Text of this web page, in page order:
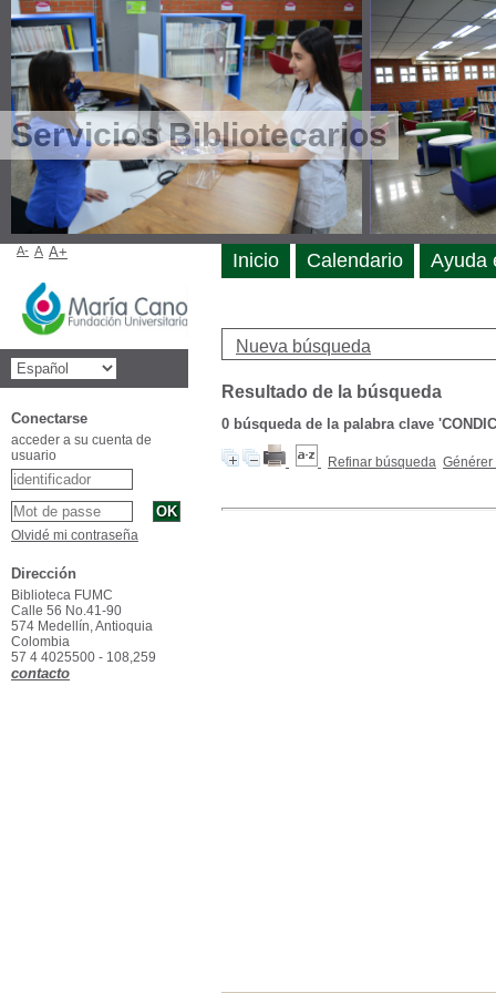
Servicios Bibliotecarios
Nueva búsqueda
Resultado de la búsqueda
0 búsqueda de la palabra clave
Refinar búsqueda Générer
Inicio Calendario Ayuda
A- A A+
Conectarse
acceder a su cuenta de
usuario
Olvidé mi contraseña
Dirección
Biblioteca FUMC
Calle 56 No.41-90
574 Medellín, Antioquia
Colombia
57 4 4025500 - 108,259
contacto